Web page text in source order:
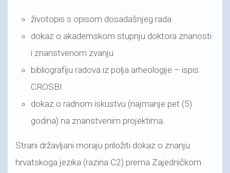
životopis s opisom dosadašnjeg rada
dokaz o akademskom stupnju doktora znanosti
i znanstvenom zvanju
bibliografiju radova iz polja arheologije – ispis
CROSBI
dokaz o radnom iskustvu (najmanje pet (5)
godina) na znanstvenim projektima.
Strani državljani moraju priložiti dokaz o znanju
hrvatskoga jezika (razina C2) prema Zajedničkom